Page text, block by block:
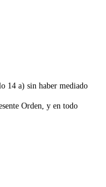
14 a) sin haber mediado
Orden, y en todo